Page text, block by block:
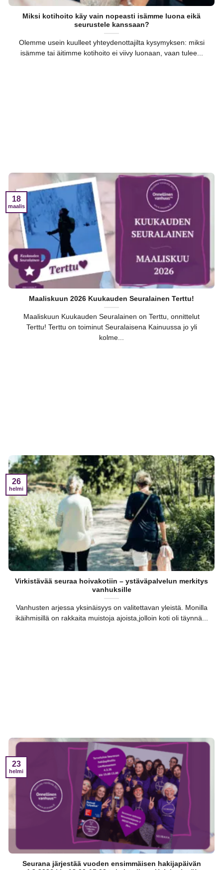
Miksi kotihoito käy vain nopeasti isämme luona eikä
seurustele kanssaan?
Olemme usein kuulleet yhteydenottajilta kysymyksen: miksi
isämme tai äitimme kotihoito ei viivy luonaan, vaan tulee...
Maaliskuun 2026 Kuukauden Seuralainen Terttu!
Maaliskuun Kuukauden Seuralainen on Terttu, onnittelut
Terttu! Terttu on toiminut Seuralaisena Kainuussa jo yli
kolme...
18
maalis
Virkistävää seuraa hoivakotiin – ystäväpalvelun merkitys
vanhuksille
Vanhusten arjessa yksinäisyys on valitettavan yleistä. Monilla
ikäihmisillä on rakkaita muistoja ajoista,jolloin koti oli täynnä...
26
helmi
Seurana järjestää vuoden ensimmäisen hakijapäivän
23
helmi